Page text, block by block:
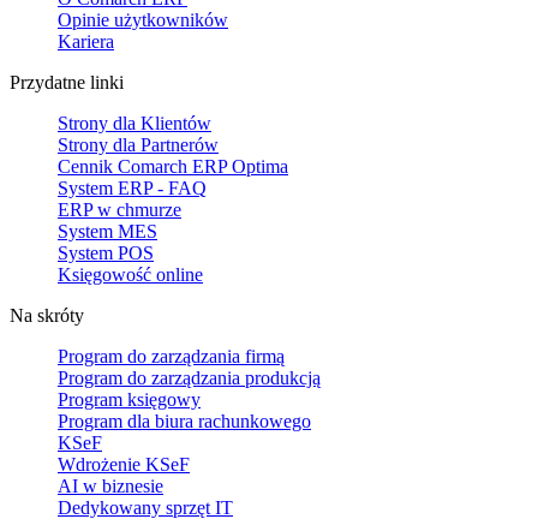
Opinie użytkowników
Kariera
Przydatne linki
Strony dla Klientów
Strony dla Partnerów
Cennik Comarch ERP Optima
System ERP - FAQ
ERP w chmurze
System MES
System POS
Księgowość online
Na skróty
Program do zarządzania firmą
Program do zarządzania produkcją
Program księgowy
Program dla biura rachunkowego
KSeF
Wdrożenie KSeF
AI w biznesie
Dedykowany sprzęt IT